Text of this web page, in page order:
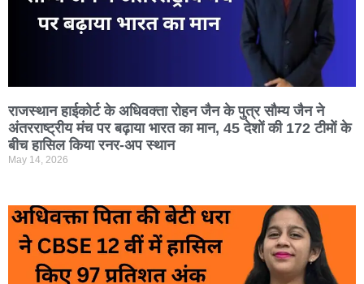
राजस्थान हाईकोर्ट के अधिवक्ता रोहन जैन के पुत्र सौम्य जैन ने
अंतरराष्ट्रीय मंच पर बढ़ाया भारत का मान, 45 देशों की 172 टीमों के
बीच हासिल किया रनर-अप स्थान
May 14, 2026